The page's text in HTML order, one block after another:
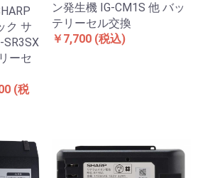
ク サ
SR3SX
ーセ
(税
ン発生機 IG-CM1S 他 バッ
テリーセル交換
￥7,700 (税込)